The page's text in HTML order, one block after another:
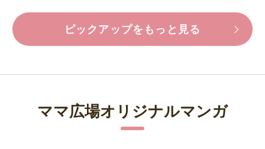
ピックアップをもっと見る
ママ広場オリジナルマンガ